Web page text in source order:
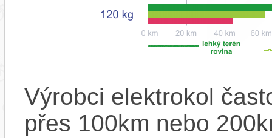
Výrobci elektrokol
přes 100km nebo